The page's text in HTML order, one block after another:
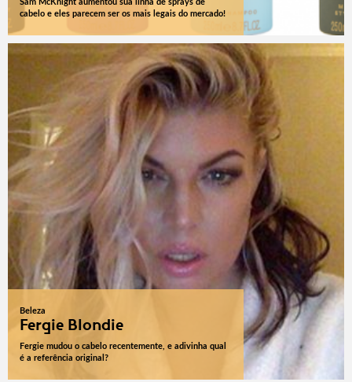
Sam McKnight aumentou sua linha de sprays de
cabelo e eles parecem ser os mais legais do mercado!
Beleza
Fergie Blondie
Fergie mudou o cabelo recentemente, e adivinha qual
é a referência original?